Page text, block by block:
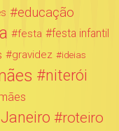
educação
festa festa infantil
gravidez ideias
niterói
roteiro